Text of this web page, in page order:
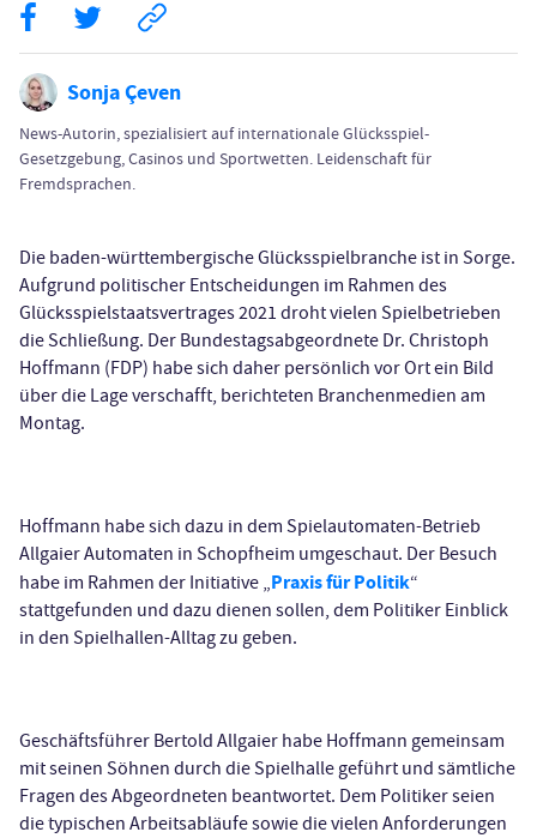
Sonja Çeven
News-Autorin, spezialisiert auf internationale Glücksspiel-
Gesetzgebung, Casinos und Sportwetten. Leidenschaft für
Fremdsprachen.
Die baden-württembergische Glücksspielbranche ist in Sorge.
Aufgrund politischer Entscheidungen im Rahmen des
Glücksspielstaatsvertrages 2021 droht vielen Spielbetrieben
die Schließung. Der Bundestagsabgeordnete Dr. Christoph
Hoffmann (FDP) habe sich daher persönlich vor Ort ein Bild
über die Lage verschafft, berichteten Branchenmedien am
Montag.
Hoffmann habe sich dazu in dem Spielautomaten-Betrieb
Allgaier Automaten in Schopfheim umgeschaut. Der Besuch
habe im Rahmen der Initiative „Praxis für Politik“
stattgefunden und dazu dienen sollen, dem Politiker Einblick
in den Spielhallen-Alltag zu geben.
Geschäftsführer Bertold Allgaier habe Hoffmann gemeinsam
mit seinen Söhnen durch die Spielhalle geführt und sämtliche
Fragen des Abgeordneten beantwortet. Dem Politiker seien
die typischen Arbeitsabläufe sowie die vielen Anforderungen